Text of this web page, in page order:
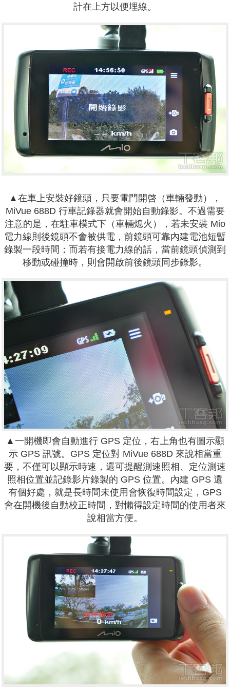
計在上方以便埋線。
▲在車上安裝好鏡頭，只要電門開啓（車輛發動），
MiVue 688D 行車記錄器就會開始自動錄影。不過需要
注意的是，在駐車模式下（車輛熄火），若未安裝 Mio
電力線則後鏡頭不會被供電，前鏡頭可靠內建電池短暫
錄製一段時間；而若有接電力線的話，當前鏡頭偵測到
移動或碰撞時，則會開啟前後鏡頭同步錄影。
▲一開機即會自動進行 GPS 定位，右上角也有圖示顯
示 GPS 訊號。GPS 定位對 MiVue 688D 來說相當重
要，不僅可以顯示時速，還可提醒測速照相、定位測速
照相位置並記錄影片錄製的 GPS 位置。內建 GPS 還
有個好處，就是長時間未使用會恢復時間設定，GPS
會在開機後自動校正時間，對懶得設定時間的使用者來
說相當方便。